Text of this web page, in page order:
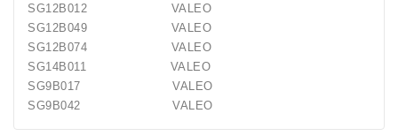
SG12B012 VALEO
SG12B049 VALEO
SG12B074 VALEO
SG14B011 VALEO
SG9B017 VALEO
SG9B042 VALEO